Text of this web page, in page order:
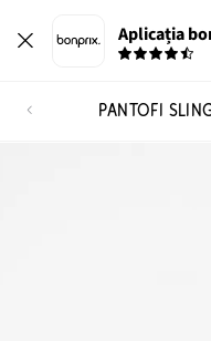
Aplicația
PANTOFI